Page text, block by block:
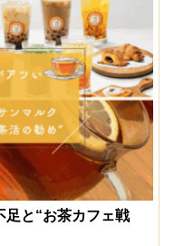
足と“お茶カフェ戦